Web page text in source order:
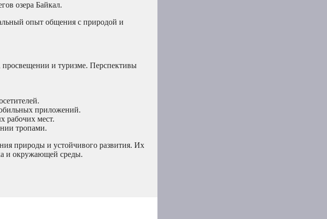
озера Байкал.
опыт общения с природой и
просвещении и туризме. Перспективы
приложений.
рабочих мест.
тропами.
природы и устойчивого развития. Их
и окружающей среды.